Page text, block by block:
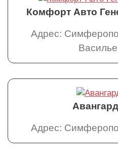
Комфорт Авто
Адрес:
Адрес: